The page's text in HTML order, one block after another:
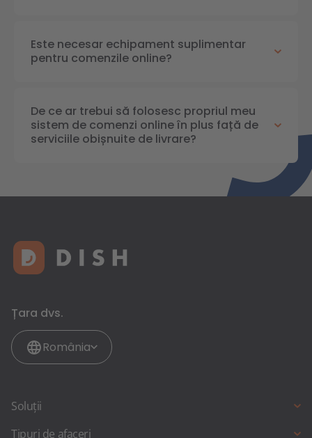
Este necesar echipament suplimentar
pentru comenzile online?
De ce ar trebui să folosesc propriul meu
sistem de comenzi online în plus față de
serviciile obișnuite de livrare?
Țara dvs.
România
Soluții
Rezervare online
Tipuri de afaceri